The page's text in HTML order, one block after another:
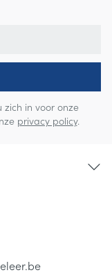
zich in voor onze
privacy policy.